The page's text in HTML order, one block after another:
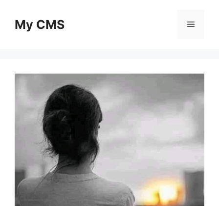
contentMy CMS Menu